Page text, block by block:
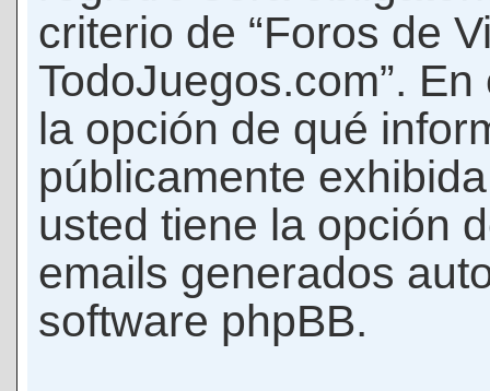
criterio de “Foros de
TodoJuegos.com”.
la opción de qué
públicamente
usted tiene la opción
emails generados
software phpBB.